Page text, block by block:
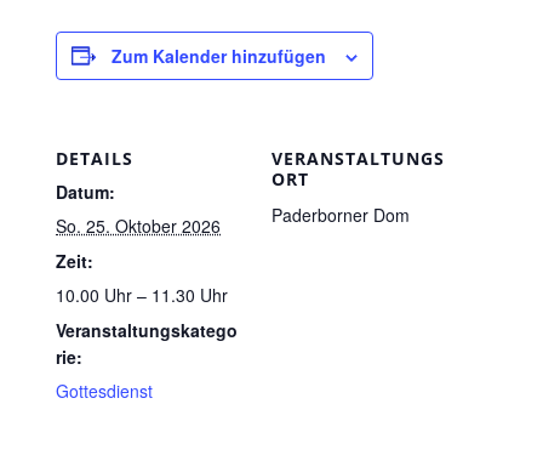
Zum Kalender hinzufügen
DETAILS
Datum:
So. 25. Oktober 2026
Zeit:
10.00 Uhr – 11.30 Uhr
Veranstaltungskatego
rie:
Gottesdienst
VERANSTALTUNGS
ORT
Paderborner Dom